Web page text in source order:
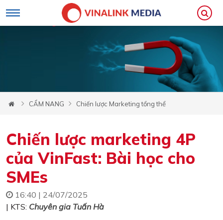
CẨM NANG Chiến lược Marketing tổng thể
Chiến lược marketing 4P
của VinFast: Bài học cho
SMEs
16:40 | 24/07/2025
| KTS: Chuyên gia Tuấn Hà